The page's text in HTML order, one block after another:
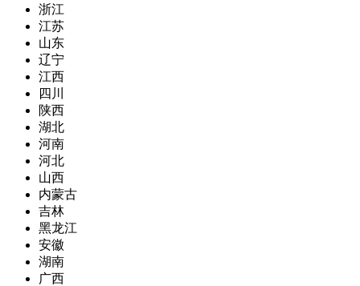
浙江
江苏
山东
辽宁
江西
四川
陕西
湖北
河南
河北
山西
内蒙古
吉林
黑龙江
安徽
湖南
广西